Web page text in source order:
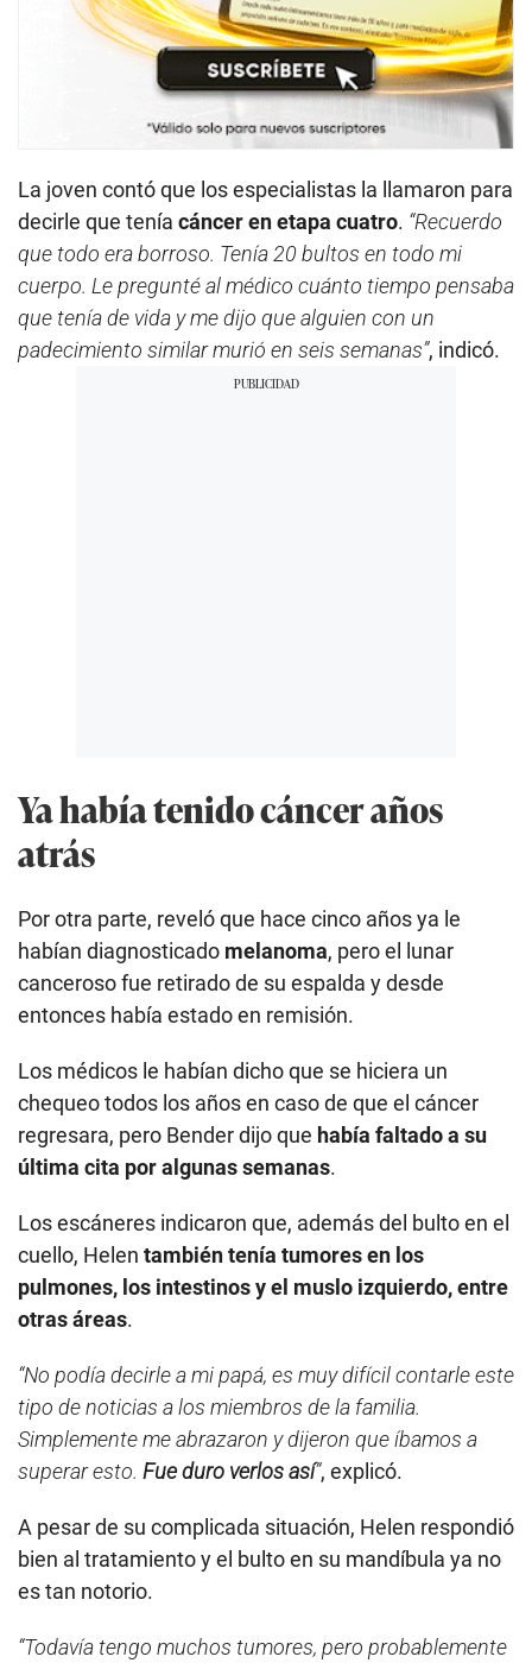
La joven contó que los especialistas la llamaron para
decirle que tenía cáncer en etapa cuatro. “Recuerdo
que todo era borroso. Tenía 20 bultos en todo mi
cuerpo. Le pregunté al médico cuánto tiempo pensaba
que tenía de vida y me dijo que alguien con un
padecimiento similar murió en seis semanas”, indicó.
Ya había tenido cáncer años
atrás
Por otra parte, reveló que hace cinco años ya le
habían diagnosticado melanoma, pero el lunar
canceroso fue retirado de su espalda y desde
entonces había estado en remisión.
Los médicos le habían dicho que se hiciera un
chequeo todos los años en caso de que el cáncer
regresara, pero Bender dijo que había faltado a su
última cita por algunas semanas.
Los escáneres indicaron que, además del bulto en el
cuello, Helen también tenía tumores en los
pulmones, los intestinos y el muslo izquierdo, entre
otras áreas.
“No podía decirle a mi papá, es muy difícil contarle este
tipo de noticias a los miembros de la familia.
Simplemente me abrazaron y dijeron que íbamos a
superar esto. Fue duro verlos así”, explicó.
A pesar de su complicada situación, Helen respondió
bien al tratamiento y el bulto en su mandíbula ya no
es tan notorio.
“Todavía tengo muchos tumores, pero probablemente